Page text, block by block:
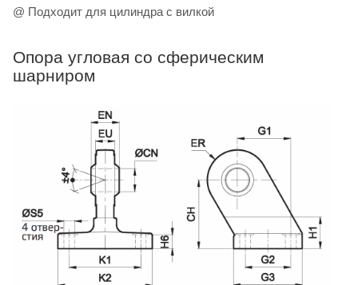
@ Подходит для цилиндра с вилкой
Опора угловая со сферическим
шарниром